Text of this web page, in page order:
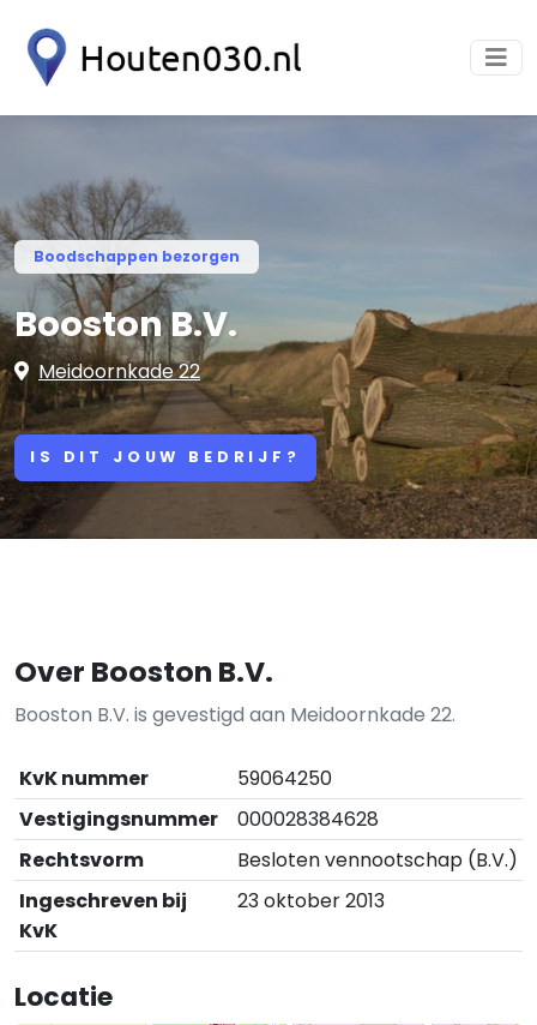
Boodschappen bezorgen
Booston B.V.
Meidoornkade 22
IS DIT JOUW BEDRIJF?
Over Booston B.V.
Booston B.V. is gevestigd aan Meidoornkade 22.
KvK nummer
59064250
Vestigingsnummer
000028384628
Rechtsvorm
Besloten vennootschap (B.V.)
Ingeschreven bij
KvK
23 oktober 2013
Locatie